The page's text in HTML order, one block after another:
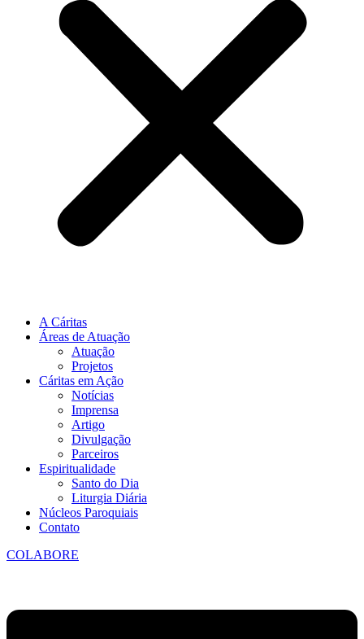
A Cáritas
Áreas de Atuação
Atuação
Projetos
Cáritas em Ação
Notícias
Imprensa
Artigo
Divulgação
Parceiros
Espiritualidade
Santo do Dia
Liturgia Diária
Núcleos Paroquiais
Contato
COLABORE